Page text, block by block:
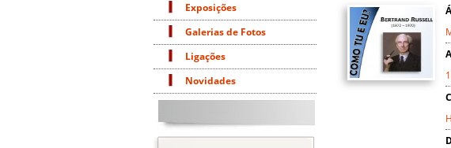
Exposições
Galerias de Fotos
Ligações
Novidades